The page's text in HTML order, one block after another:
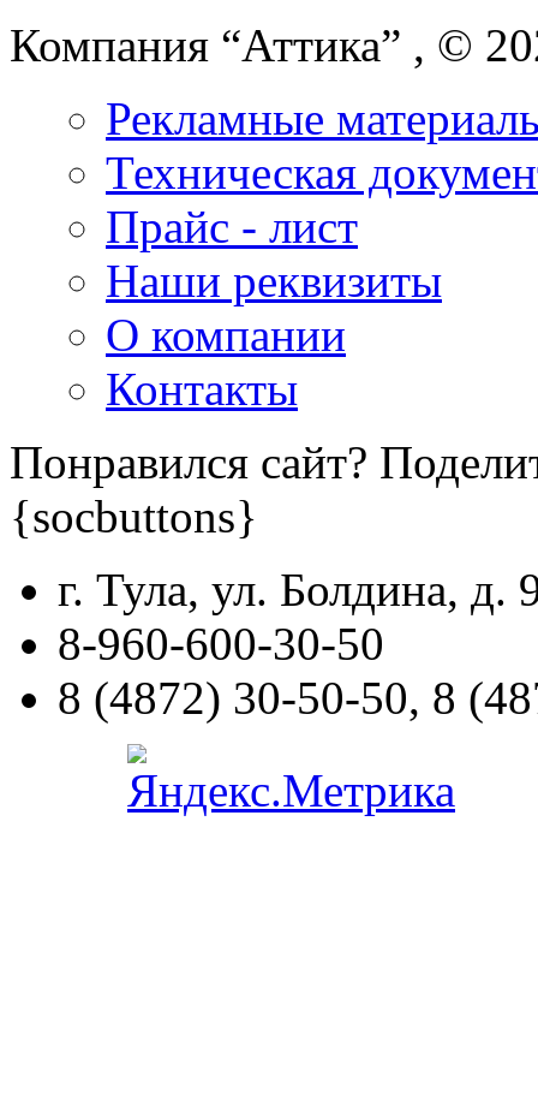
Компания “Аттика” , ©
Рекламные
Техническая
Прайс - лист
Наши реквизиты
О компании
Контакты
Понравился сайт?
{socbuttons}
г. Тула, ул. Болдина, д.
8-960-600-30-50
8 (4872) 30-50-50, 8